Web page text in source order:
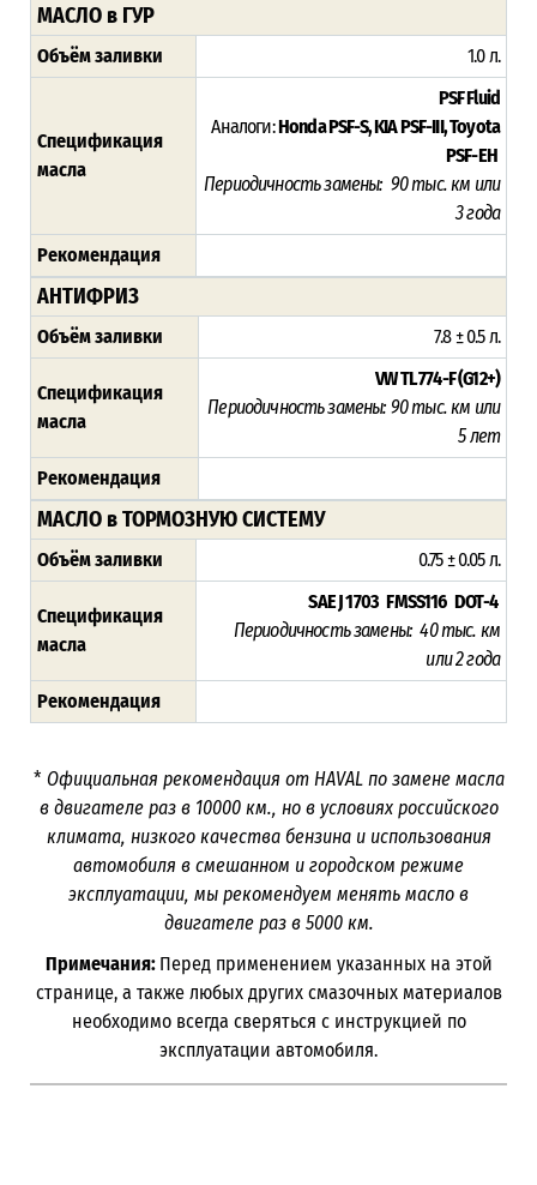
МАСЛО в ГУР
Объём заливки 1.0 л.
Спецификация
масла
PSF Fluid
Аналоги:Honda PSF-S, KIA PSF-III, Toyota
PSF-EH
Периодичность замены: 90 тыс. км или
3 года
Рекомендация
АНТИФРИЗ
Объём заливки 7.8 ± 0.5 л.
Спецификация
масла
VW TL 774-F (G12+)
Периодичность замены: 90 тыс. км или
5 лет
Рекомендация
МАСЛО в ТОРМОЗНУЮ СИСТЕМУ
Объём заливки 0.75 ± 0.05 л.
Спецификация
масла
SAE J 1703 FMSS116 DOT-4
Периодичность замены: 40 тыс. км
или2 года
Рекомендация
* Официальная рекомендация от HAVAL по замене масла
в двигателе раз в 10000 км., но в условиях российского
климата, низкого качества бензина и использования
автомобиля в смешанном и городском режиме
эксплуатации, мы рекомендуем менять масло в
двигателе раз в 5000км.
Примечания: Перед применением указанных на этой
странице, а также любых других смазочных материалов
необходимо всегда сверяться с инструкцией по
эксплуатации автомобиля.